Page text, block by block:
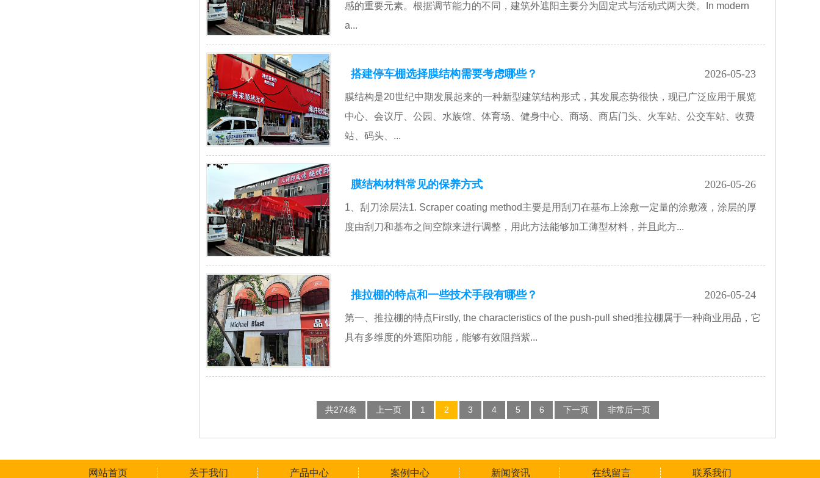
感的重要元素。根据调节能力的不同，建筑外遮阳主要分为固定式与活动式两大类。In modern
a...
搭建停车棚选择膜结构需要考虑哪些？ 2026-05-23
膜结构是20世纪中期发展起来的一种新型建筑结构形式，其发展态势很快，现已广泛应用于展览
中心、会议厅、公园、水族馆、体育场、健身中心、商场、商店门头、火车站、公交车站、收费
站、码头、...
膜结构材料常见的保养方式 2026-05-26
1、刮刀涂层法1. Scraper coating method主要是用刮刀在基布上涂敷一定量的涂敷液，涂层的厚
度由刮刀和基布之间空隙来进行调整，用此方法能够加工薄型材料，并且此方...
推拉棚的特点和一些技术手段有哪些？ 2026-05-24
第一、推拉棚的特点Firstly, the characteristics of the push-pull shed推拉棚属于一种商业用品，它
具有多维度的外遮阳功能，能够有效阻挡紫...
共274条 上一页 1 2 3 4 5 6 下一页 非常后一页
网站首页 关于我们 产品中心 案例中心 新闻资讯 在线留言 联系我们